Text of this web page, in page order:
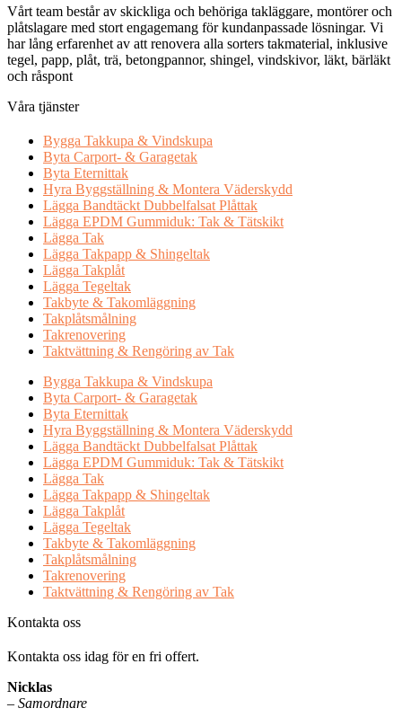
Vårt team består av skickliga och behöriga takläggare, montörer och
plåtslagare med stort engagemang för kundanpassade lösningar. Vi
har lång erfarenhet av att renovera alla sorters takmaterial, inklusive
tegel, papp, plåt, trä, betongpannor, shingel, vindskivor, läkt, bärläkt
och råspont
Våra tjänster
Bygga Takkupa & Vindskupa
Byta Carport- & Garagetak
Byta Eternittak
Hyra Byggställning & Montera Väderskydd
Lägga Bandtäckt Dubbelfalsat Plåttak
Lägga EPDM Gummiduk: Tak & Tätskikt
Lägga Tak
Lägga Takpapp & Shingeltak
Lägga Takplåt
Lägga Tegeltak
Takbyte & Takomläggning
Takplåtsmålning
Takrenovering
Taktvättning & Rengöring av Tak
Bygga Takkupa & Vindskupa
Byta Carport- & Garagetak
Byta Eternittak
Hyra Byggställning & Montera Väderskydd
Lägga Bandtäckt Dubbelfalsat Plåttak
Lägga EPDM Gummiduk: Tak & Tätskikt
Lägga Tak
Lägga Takpapp & Shingeltak
Lägga Takplåt
Lägga Tegeltak
Takbyte & Takomläggning
Takplåtsmålning
Takrenovering
Taktvättning & Rengöring av Tak
Kontakta oss
Kontakta oss idag för en fri offert.
Nicklas
– Samordnare